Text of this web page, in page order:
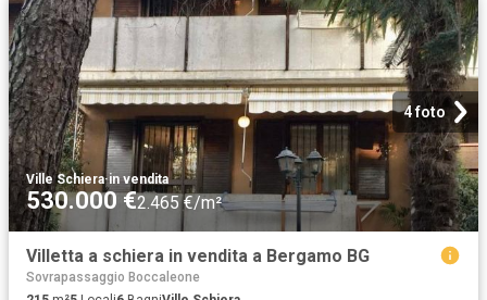
4 foto
Ville Schiera·in vendita
530.000 €2.465 €/m²
Villetta a schiera in vendita a Bergamo BG
Sovrapassaggio Boccaleone